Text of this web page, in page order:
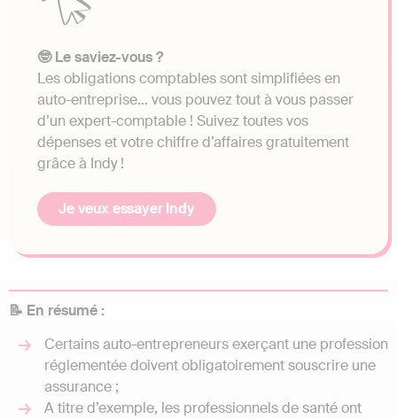
🤓 Le saviez-vous ?
Les obligations comptables sont simplifiées en
auto-entreprise… vous pouvez tout à vous passer
d’un expert-comptable ! Suivez toutes vos
dépenses et votre chiffre d’affaires gratuitement
grâce à Indy !
Je veux essayer Indy
📝 En résumé :
Certains auto-entrepreneurs exerçant une profession
réglementée doivent obligatoirement souscrire une
assurance ;
A titre d’exemple, les professionnels de santé ont